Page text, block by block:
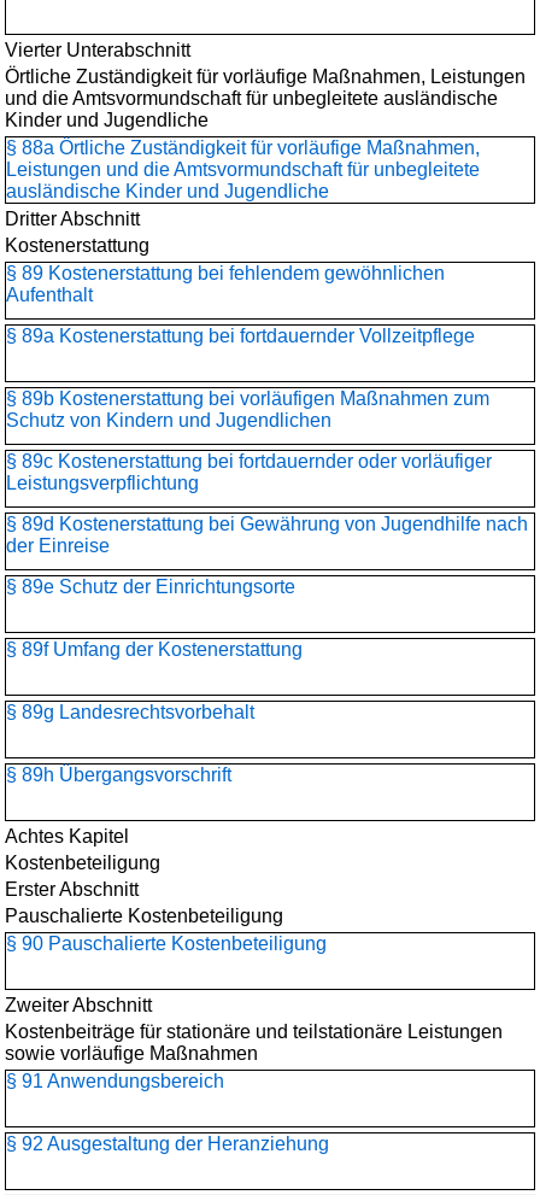
Vierter Unterabschnitt
Örtliche Zuständigkeit für vorläufige Maßnahmen, Leistungen
und die Amtsvormundschaft für unbegleitete ausländische
Kinder und Jugendliche
§ 88a Örtliche Zuständigkeit für vorläufige Maßnahmen,
Leistungen und die Amtsvormundschaft für unbegleitete
ausländische Kinder und Jugendliche
Dritter Abschnitt
Kostenerstattung
§ 89 Kostenerstattung bei fehlendem gewöhnlichen
Aufenthalt
§ 89a Kostenerstattung bei fortdauernder Vollzeitpflege
§ 89b Kostenerstattung bei vorläufigen Maßnahmen zum
Schutz von Kindern und Jugendlichen
§ 89c Kostenerstattung bei fortdauernder oder vorläufiger
Leistungsverpflichtung
§ 89d Kostenerstattung bei Gewährung von Jugendhilfe nach
der Einreise
§ 89e Schutz der Einrichtungsorte
§ 89f Umfang der Kostenerstattung
§ 89g Landesrechtsvorbehalt
§ 89h Übergangsvorschrift
Achtes Kapitel
Kostenbeteiligung
Erster Abschnitt
Pauschalierte Kostenbeteiligung
§ 90 Pauschalierte Kostenbeteiligung
Zweiter Abschnitt
Kostenbeiträge für stationäre und teilstationäre Leistungen
sowie vorläufige Maßnahmen
§ 91 Anwendungsbereich
§ 92 Ausgestaltung der Heranziehung